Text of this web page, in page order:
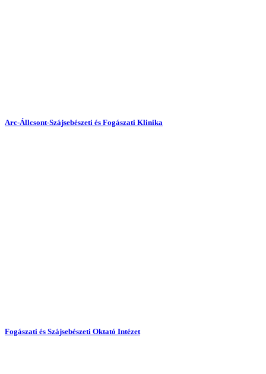
Arc-Állcsont-Szájsebészeti és Fogászati Klinika
Fogászati és Szájsebészeti Oktató Intézet